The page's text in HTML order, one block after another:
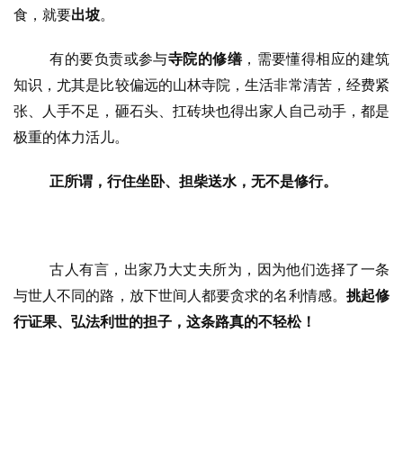
规
责
声
食，就要出坡。
有的要负责或参与寺院的修缮，需要懂得相应的建筑
知识，尤其是比较偏远的山林寺院，生活非常清苦，经费紧
张、人手不足，砸石头、扛砖块也得出家人自己动手，都是
极重的体力活儿。
正所谓，行住坐卧、担柴送水，无不是修行。
古人有言，出家乃大丈夫所为，因为他们选择了一条
与世人不同的路，放下世间人都要贪求的名利情感。 挑起修
行证果、弘法利世的担子，这条路真的不轻松！